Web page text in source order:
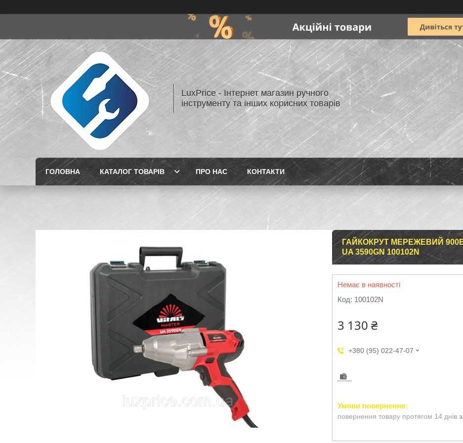
LuxPrice - Інтернет магазин ручного
інструменту та інших корисних товарів
ГОЛОВНА КАТАЛОГ ТОВАРІВ ПРО НАС КОНТАКТИ
ГАЙКОКРУТ МЕРЕЖЕВИЙ
UA 3590GN 100102N
Немає в наявності
Код: 100102N
3 130 ₴
+380 (95) 022-47-07
повернення товару протягом 14 днів